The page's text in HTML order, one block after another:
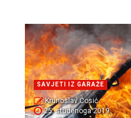
SAVJETI IZ GARAŽE
Krunoslav Ćosić
25. studenoga 2019.